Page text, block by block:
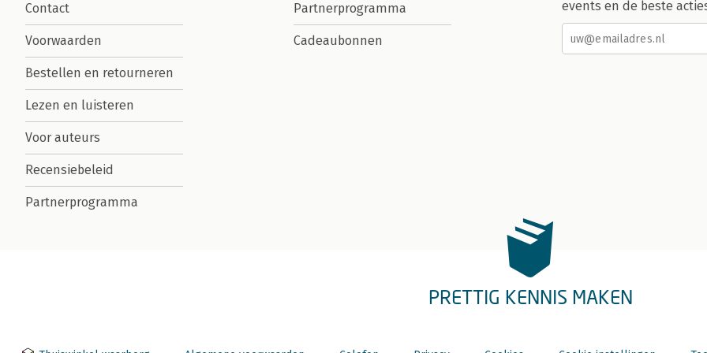
Contact
Voorwaarden
Bestellen en retourneren
Lezen en luisteren
Voor auteurs
Recensiebeleid
Partnerprogramma
Partnerprogramma
Cadeaubonnen
events en de beste
PRETTIG KENNIS MAKEN